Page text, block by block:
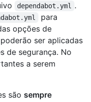
dependabot.yml
.
para
opções de
ser aplicadas
de segurança. No
a serem
são sempre